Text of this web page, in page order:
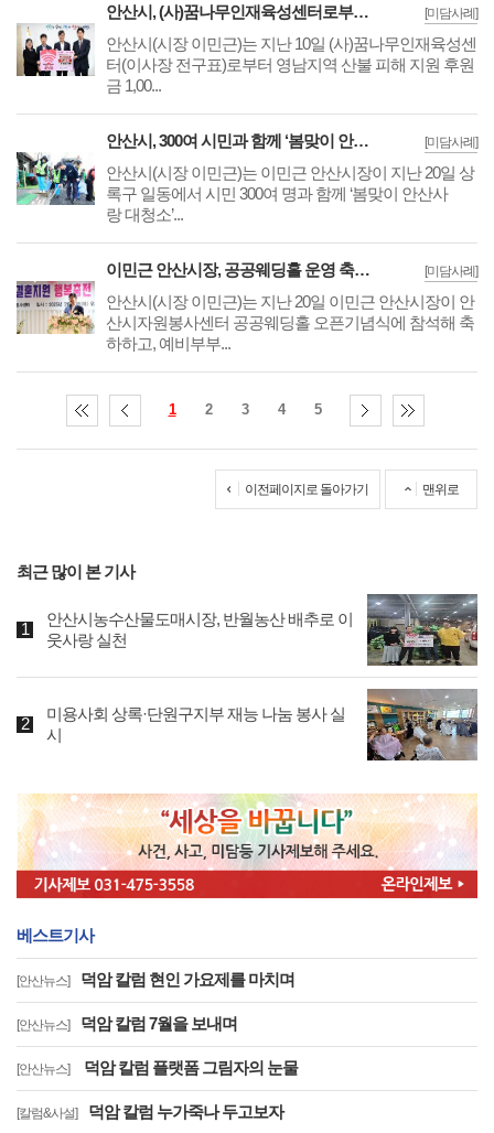
[미담사례]
안산시, (사)꿈나무인재육성센터로부터 영남 산불 피해 성금 기탁받아
안산시(시장 이민근)는 지난 10일 (사)꿈나무인재육성센
터(이사장 전구표)로부터 영남지역 산불 피해 지원 후원
금 1,00...
[미담사례]
안산시, 300여 시민과 함께 ‘봄맞이 안산사랑 대청소’ 진행
안산시(시장 이민근)는 이민근 안산시장이 지난 20일 상
록구 일동에서 시민 300여 명과 함께 ‘봄맞이 안산사
랑 대청소’...
[미담사례]
이민근 안산시장, 공공웨딩홀 운영 축하…“예비부부에 소중한 기회”
안산시(시장 이민근)는 지난 20일 이민근 안산시장이 안
산시자원봉사센터 공공웨딩홀 오픈기념식에 참석해 축
하하고, 예비부부...
1 2 3 4 5
이전페이지로 돌아가기 맨위로
최근 많이 본 기사
안산시농수산물도매시장, 반월농산 배추로 이
웃사랑 실천
미용사회 상록·단원구지부 재능 나눔 봉사 실
시
베스트기사
[안산뉴스] 덕암 칼럼 현인 가요제를 마치며
[안산뉴스] 덕암 칼럼 7월을 보내며
[안산뉴스] 덕암 칼럼 플랫폼 그림자의 눈물
[칼럼&사설] 덕암 칼럼 누가죽나 두고보자